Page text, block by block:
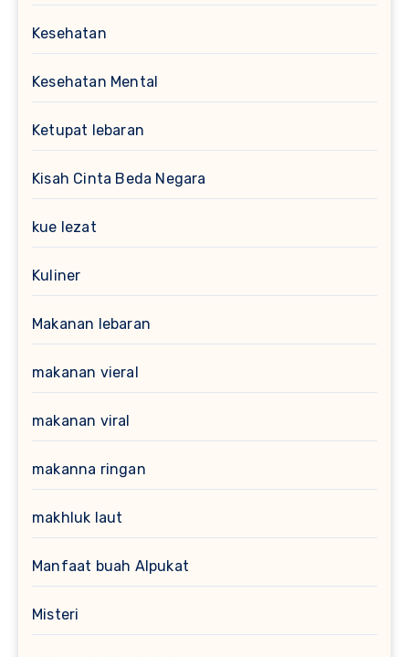
Kesehatan
Kesehatan Mental
Ketupat lebaran
Kisah Cinta Beda Negara
kue lezat
Kuliner
Makanan lebaran
makanan vieral
makanan viral
makanna ringan
makhluk laut
Manfaat buah Alpukat
Misteri